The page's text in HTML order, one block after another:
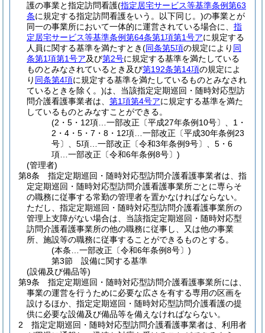
護の事業と指定訪問看護(指定居宅サービス等基準条例第63
条に規定する指定訪問看護をいう。以下同じ。)の事業とが
同一の事業所において一体的に運営されている場合に、 指
定居宅サービス等基準条例第64条第1項第1号アに規定する
人員に関する基準を満たすとき(同条第5項の規定により 同
条第1項第1号ア及び第2号に規定する基準を満たしている
ものとみなされているとき及び第192条第14項の規定によ
り 同条第4項に規定する基準を満たしているものとみなされ
ているときを除く。)は、当該指定定期巡回・随時対応型訪
問介護看護事業者は、 第1項第4号アに規定する基準を満た
しているものとみなすことができる。
(2・5・12項…一部改正〔平成27年条例10号〕、1・
2・4・5・7・8・12項…一部改正〔平成30年条例23
号〕、5項…一部改正〔令和3年条例9号〕、5・6
項…一部改正〔令和6年条例8号〕)
(管理者)
第8条
指定定期巡回・随時対応型訪問介護看護事業者は、指
定定期巡回・随時対応型訪問介護看護事業所ごとに専らそ
の職務に従事する常勤の管理者を置かなければならない。
ただし、指定定期巡回・随時対応型訪問介護看護事業所の
管理上支障がない場合は、当該指定定期巡回・随時対応型
訪問介護看護事業所の他の職務に従事し、又は他の事業
所、施設等の職務に従事することができるものとする。
(本条…一部改正〔令和6年条例8号〕)
第3節
設備に関する基準
(設備及び備品等)
第9条
指定定期巡回・随時対応型訪問介護看護事業所には、
事業の運営を行うために必要な広さを有する専用の区画を
設けるほか、指定定期巡回・随時対応型訪問介護看護の提
供に必要な設備及び備品等を備えなければならない。
2
指定定期巡回・随時対応型訪問介護看護事業者は、利用者